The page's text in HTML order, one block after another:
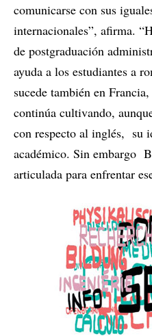
comunicarse con sus
internacionales”, afirma.
de postgraduación
ayuda a los estudiantes a
sucede también en
continúa cultivando,
con respecto al inglés, su
académico. Sin embargo
articulada para enfrentar